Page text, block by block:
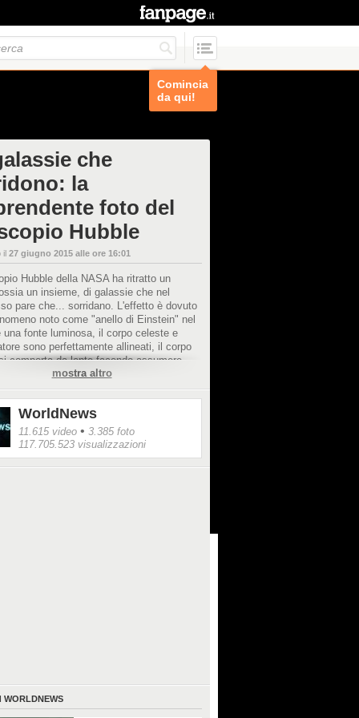
Comincia
da qui!
che
la
foto del
Hubble
il 27 giugno 2015 alle ore 16:01
Hubble della NASA ha ritratto un
un insieme, di galassie che nel
pare che... sorridano. L'effetto è dovuto
noto come "anello di Einstein" nel
una fonte luminosa, il corpo celeste e
sono perfettamente allineati, il corpo
comporta da lente facendo assumere
ritratta una forma circolare.
NASA
mostra altro
WorldNews
11.615 video • 3.385 foto
117.705.523 visualizzazioni
WORLDNEWS